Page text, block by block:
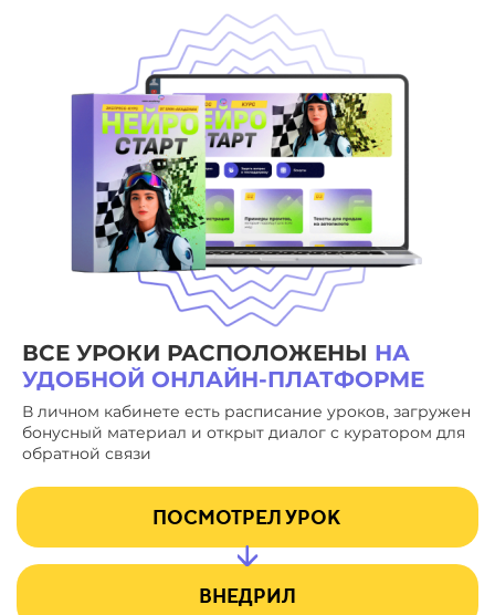
ВСЕ УРОКИ РАСПОЛОЖЕНЫ НА
УДОБНОЙ ОНЛАЙН-ПЛАТФОРМЕ
В личном кабинете есть расписание уроков, загружен
бонусный материал и открыт диалог с куратором для
обратной связи
ПОСМОТРЕЛ УРОК
ВНЕДРИЛ
28
29
30
31
32
33
34
35
36
37
38
39
34
35
36
37
38
39
40
41
42
43
44